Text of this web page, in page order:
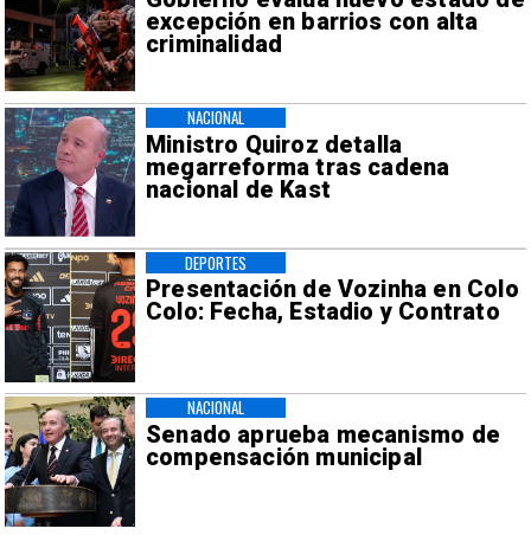
excepción en barrios con alta
criminalidad
Ministro Quiroz detalla
megarreforma tras cadena
nacional de Kast
NACIONAL
Presentación de Vozinha en Colo
Colo: Fecha, Estadio y Contrato
DEPORTES
Senado aprueba mecanismo de
compensación municipal
NACIONAL